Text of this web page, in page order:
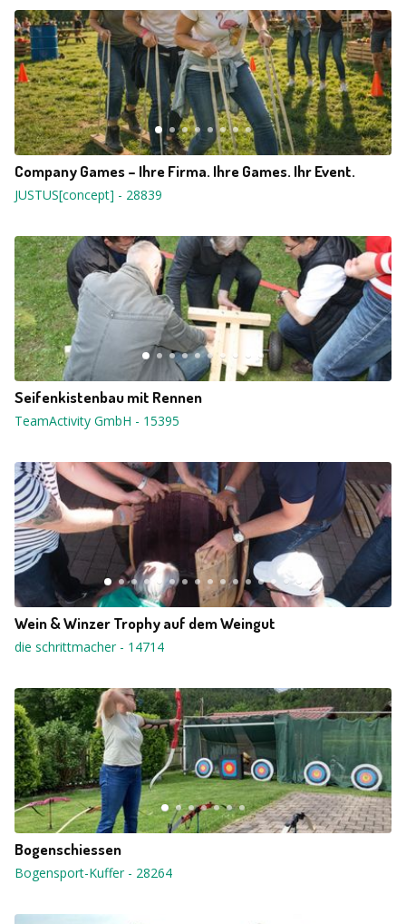
Company Games – Ihre Firma. Ihre Games. Ihr Event.
JUSTUS[concept] - 28839
Seifenkistenbau mit Rennen
TeamActivity GmbH - 15395
Wein & Winzer Trophy auf dem Weingut
die schrittmacher- 14714
Bogenschiessen
Bogensport-Kuffer- 28264